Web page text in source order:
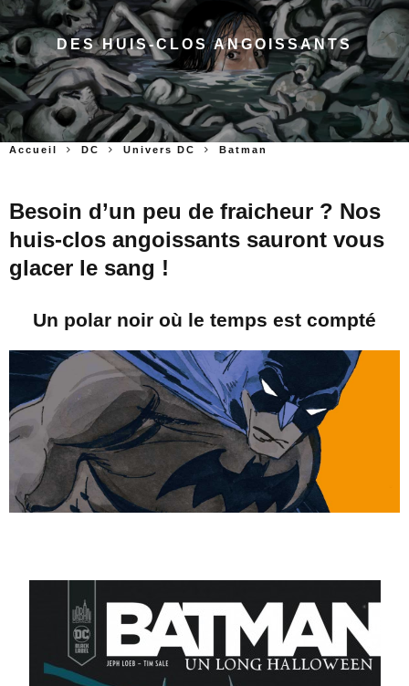
DES HUIS-CLOS ANGOISSANTS
Accueil DC Univers DC Batman
Besoin d’un peu de fraicheur ? Nos
huis-clos angoissants sauront vous
glacer le sang !
Un polar noir où le temps est compté